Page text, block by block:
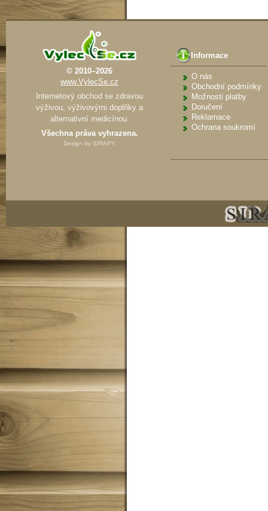
© 2010–2026
www.VylecSe.cz
Internetový obchod se zdravou
výživou, výživovými doplňky a
alternativní medicínou.
Všechna práva vyhrazena.
Design by SIRAPY
Informace
O nás
Obchodní podmínky
Možnosti platby
Doručení
Reklamace
Ochrana soukromí